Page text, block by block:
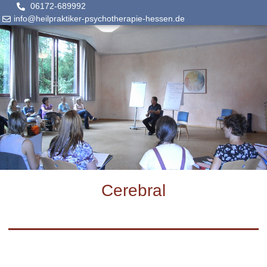
06172-689992
info@heilpraktiker-psychotherapie-hessen.de
Cerebral